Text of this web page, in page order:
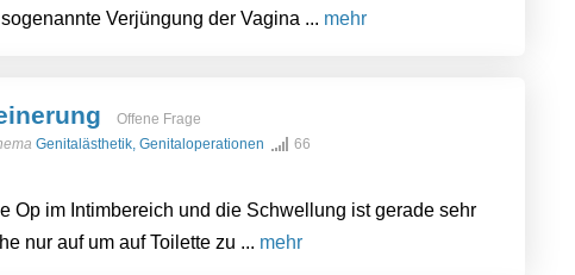
Verjüngung der Vagina ... mehr
Offene Frage
Genitalästhetik, Genitaloperationen 66
Op im Intimbereich und die Schwellung ist gerade sehr
nur auf um auf Toilette zu ... mehr